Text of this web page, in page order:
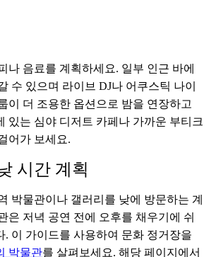
나 음료를 계획하세요. 일부 인근 바에
수 있으며 라이브 DJ나 어쿠스틱 나이
이 더 조용한 옵션으로 밤을 연장하고
있는 심야 디저트 카페나 가까운 부티크
어가 보세요.
시간 계획
박물관이나 갤러리를 낮에 방문하는 계
은 저녁 공연 전에 오후를 채우기에 쉬
. 이 가이드를 사용하여 문화 정거장을
박물관를 살펴보세요. 해당 페이지에서